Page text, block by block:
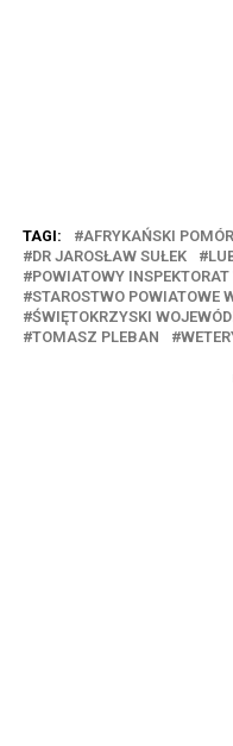
TAGI: AFRYKAŃSKI
DR JAROSŁAW SUŁEK
POWIATOWY
STAROSTWO POWIATOWE
ŚWIĘTOKRZYSKI
TOMASZ PLEBAN